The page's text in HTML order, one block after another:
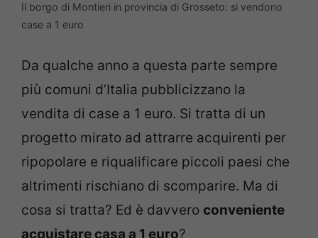
Il borgo di Montieri in provincia di Grosseto: si vendono
case a 1 euro
Da qualche anno a questa parte sempre
più comuni d’Italia pubblicizzano la
vendita di case a 1 euro. Si tratta di un
progetto mirato ad attrarre acquirenti per
ripopolare e riqualificare piccoli paesi che
altrimenti rischiano di scomparire. Ma di
cosa si tratta? Ed è davvero conveniente
acquistare casa a 1 euro?